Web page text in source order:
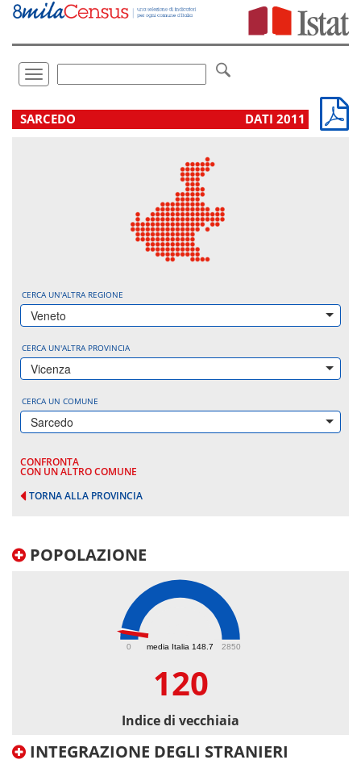
Vai
direttamente
Toggle
navigation
.
SARCEDO DATI 2011
CERCA UN'ALTRA REGIONE
Veneto
CERCA UN'ALTRA PROVINCIA
Vicenza
CERCA UN COMUNE
Sarcedo
CONFRONTA
CON UN ALTRO COMUNE
TORNA ALLA PROVINCIA
POPOLAZIONE
media Italia 148.7
0 2850
120
Indice di vecchiaia
INTEGRAZIONE DEGLI STRANIERI